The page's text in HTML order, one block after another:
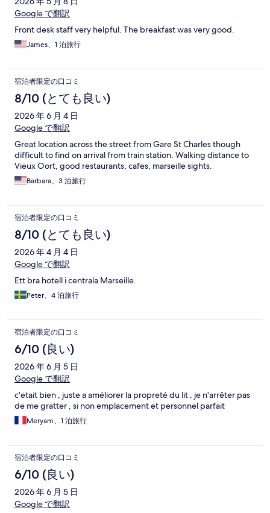
Google で翻訳
Front desk staff very helpful. The breakfast was very good.
James、1 泊旅行
宿泊者限定の口コミ
8/10 (とても良い)
2026 年 6 月 4 日
Google で翻訳
Great location across the street from Gare St Charles though
difficult to find on arrival from train station. Walking distance to
Vieux Oort, good restaurants, cafes, marseille sights.
Barbara、3 泊旅行
宿泊者限定の口コミ
8/10 (とても良い)
2026 年 4 月 4 日
Google で翻訳
Ett bra hotell i centrala Marseille.
Peter、4 泊旅行
宿泊者限定の口コミ
6/10 (良い)
2026 年 6 月 5 日
Google で翻訳
c'etait bien , juste a améliorer la propreté du lit , je n'arrêter pas
de me gratter , si non emplacement et personnel parfait
Meryam、1 泊旅行
宿泊者限定の口コミ
6/10 (良い)
2026 年 6 月 5 日
Google で翻訳